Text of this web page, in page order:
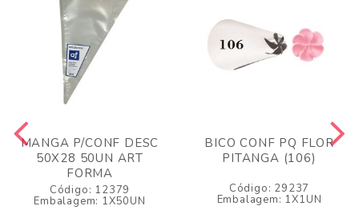
MANGA P/CONF DESC
50X28 50UN ART
FORMA
Código: 12379
Embalagem: 1X50UN
BICO CONF PQ FLOR
PITANGA (106)
Código: 29237
Embalagem: 1X1UN